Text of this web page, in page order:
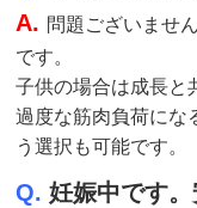
A. 問題ございませ
です。
子供の場合は成長と
過度な筋肉負荷にな
う選択も可能です。
Q.妊娠中です